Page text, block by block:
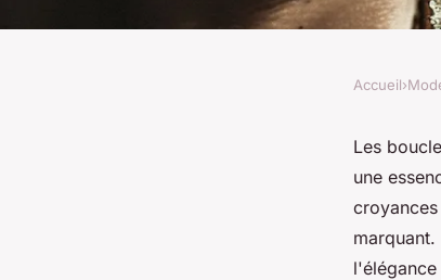
Boucles
pourquoi les
Accueil›
Les
une